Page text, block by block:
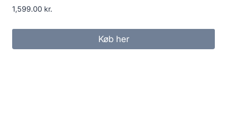
1,599.00 kr.
Køb her